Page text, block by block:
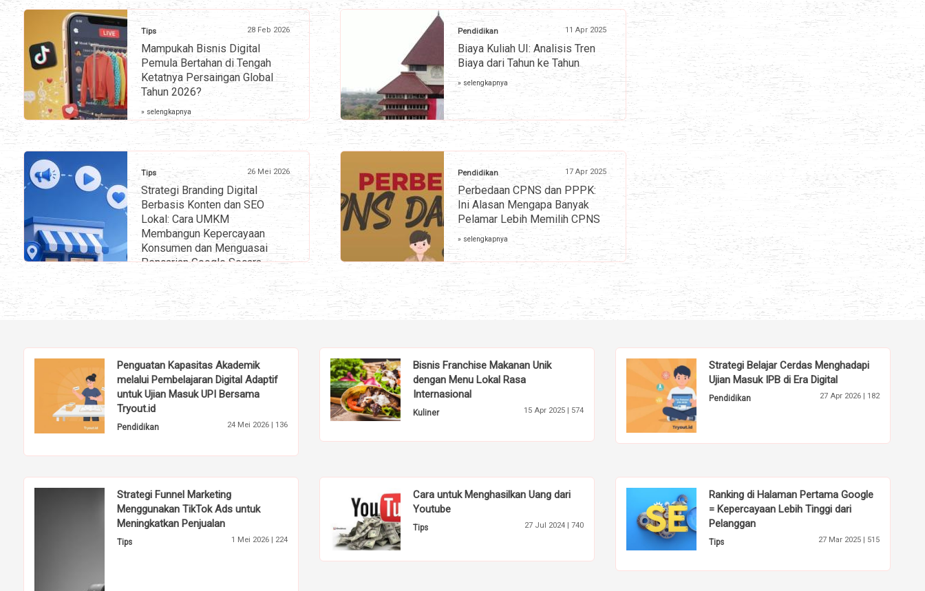
Tips 28 Feb 2026
Mampukah Bisnis Digital
Pemula Bertahan di Tengah
Ketatnya Persaingan Global
Tahun 2026?
» selengkapnya
Pendidikan 11 Apr 2025
Biaya Kuliah UI: Analisis Tren
Biaya dari Tahun ke Tahun
» selengkapnya
Tips 26 Mei 2026
Strategi Branding Digital
Berbasis Konten dan SEO
Lokal: Cara UMKM
Membangun Kepercayaan
Konsumen dan Menguasai
Pencarian Google Secara
Pendidikan 17 Apr 2025
Perbedaan CPNS dan PPPK:
Ini Alasan Mengapa Banyak
Pelamar Lebih Memilih CPNS
» selengkapnya
Penguatan Kapasitas Akademik
melalui Pembelajaran Digital Adaptif
untuk Ujian Masuk UPI Bersama
Tryout.id
Pendidikan 24 Mei 2026 | 136
Bisnis Franchise Makanan Unik
dengan Menu Lokal Rasa
Internasional
Kuliner 15 Apr 2025 | 574
Strategi Belajar Cerdas Menghadapi
Ujian Masuk IPB di Era Digital
Pendidikan 27 Apr 2026 | 182
Strategi Funnel Marketing
Menggunakan TikTok Ads untuk
Meningkatkan Penjualan
Tips 1 Mei 2026 | 224
Cara untuk Menghasilkan Uang dari
Youtube
Tips 27 Jul 2024 | 740
Ranking di Halaman Pertama Google
= Kepercayaan Lebih Tinggi dari
Pelanggan
Tips 27 Mar 2025 | 515